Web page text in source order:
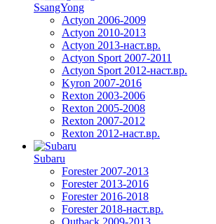
SsangYong
Actyon 2006-2009
Actyon 2010-2013
Actyon 2013-наст.вр.
Actyon Sport 2007-2011
Actyon Sport 2012-наст.вр.
Kyron 2007-2016
Rexton 2003-2006
Rexton 2005-2008
Rexton 2007-2012
Rexton 2012-наст.вр.
Subaru
Forester 2007-2013
Forester 2013-2016
Forester 2016-2018
Forester 2018-наст.вр.
Outback 2009-2013